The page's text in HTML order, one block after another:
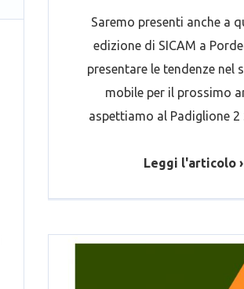
Saremo presenti anche a
edizione di SICAM a
presentare le tendenze nel
mobile per il prossimo
aspettiamo al Padiglione 2
Leggi l'articolo ›